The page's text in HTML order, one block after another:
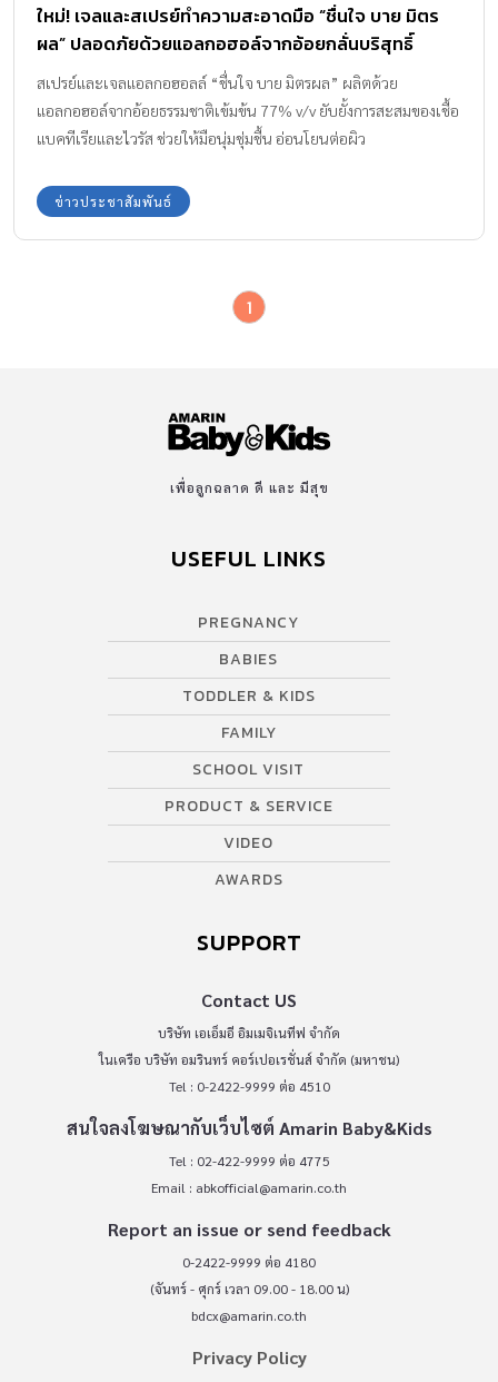
ใหม่! เจลและสเปรย์ทำความสะอาดมือ “ชื่นใจ บาย มิตร
ผล” ปลอดภัยด้วยแอลกอฮอล์จากอ้อยกลั่นบริสุทธิ์
สเปรย์และเจลแอลกอฮอลล์ “ชื่นใจ บาย มิตรผล” ผลิตด้วย
แอลกอฮอล์จากอ้อยธรรมชาติเข้มข้น 77% v/v ยับยั้งการสะสมของเชื้อ
แบคทีเรียและไวรัส ช่วยให้มือนุ่มชุ่มชื้น อ่อนโยนต่อผิว
ข่าวประชาสัมพันธ์
1
เพื่อลูกฉลาด ดี และ มีสุข
USEFUL LINKS
PREGNANCY
BABIES
TODDLER & KIDS
FAMILY
SCHOOL VISIT
PRODUCT & SERVICE
VIDEO
AWARDS
SUPPORT
Contact US
บริษัท เอเอ็มอี อิมเมจิเนทีฟ จำกัด
ในเครือ บริษัท อมรินทร์ คอร์เปอเรชั่นส์ จำกัด (มหาชน)
Tel : 0-2422-9999 ต่อ 4510
สนใจลงโฆษณากับเว็บไซต์ Amarin Baby&Kids
Tel : 02-422-9999 ต่อ 4775
Email : abkofficial@amarin.co.th
Report an issue or send feedback
0-2422-9999 ต่อ 4180
(จันทร์ - ศุกร์ เวลา 09.00 - 18.00 น)
bdcx@amarin.co.th
Privacy Policy